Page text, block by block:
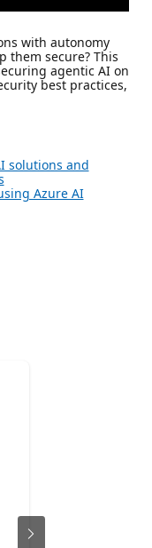
with autonomy
them secure? This
agentic AI on
best practices,
solutions and
Azure AI